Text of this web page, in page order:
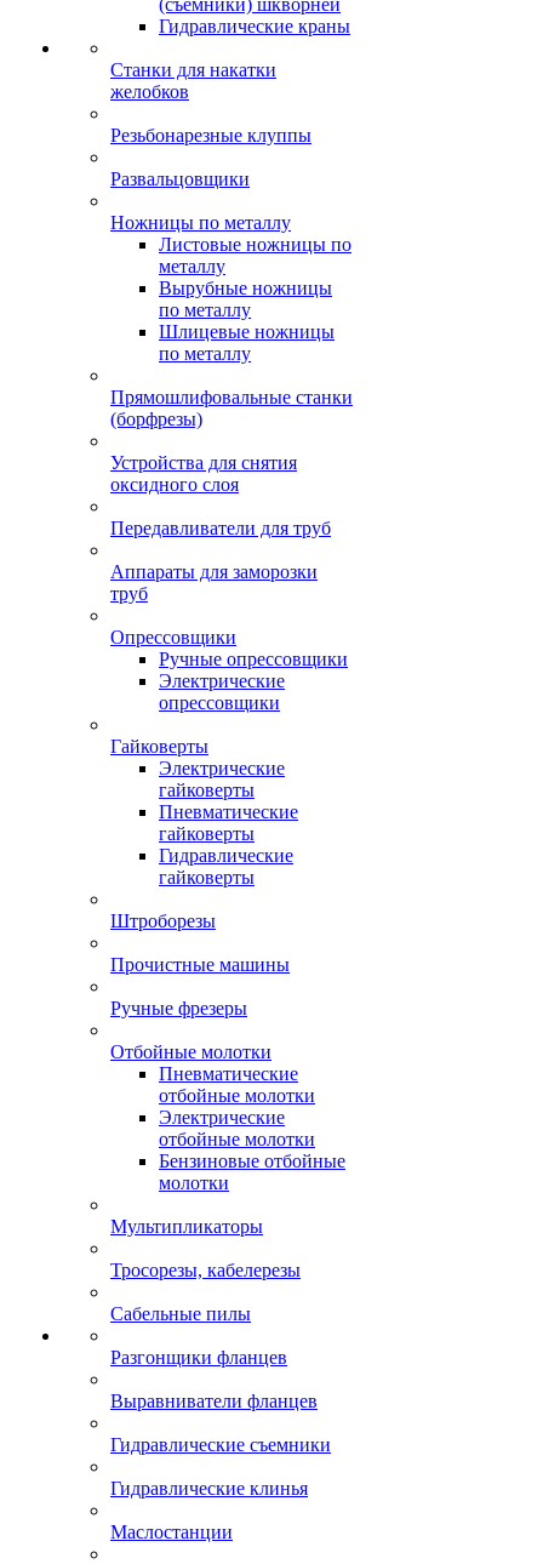
(съемники) шкворней
Гидравлические краны
Станки для накатки
желобков
Резьбонарезные клуппы
Развальцовщики
Ножницы по металлу
Листовые ножницы по
металлу
Вырубные ножницы
по металлу
Шлицевые ножницы
по металлу
Прямошлифовальные станки
(борфрезы)
Устройства для снятия
оксидного слоя
Передавливатели для труб
Аппараты для заморозки
труб
Опрессовщики
Ручные опрессовщики
Электрические
опрессовщики
Гайковерты
Электрические
гайковерты
Пневматические
гайковерты
Гидравлические
гайковерты
Штроборезы
Прочистные машины
Ручные фрезеры
Отбойные молотки
Пневматические
отбойные молотки
Электрические
отбойные молотки
Бензиновые отбойные
молотки
Мультипликаторы
Тросорезы, кабелерезы
Сабельные пилы
Разгонщики фланцев
Выравниватели фланцев
Гидравлические съемники
Гидравлические клинья
Маслостанции